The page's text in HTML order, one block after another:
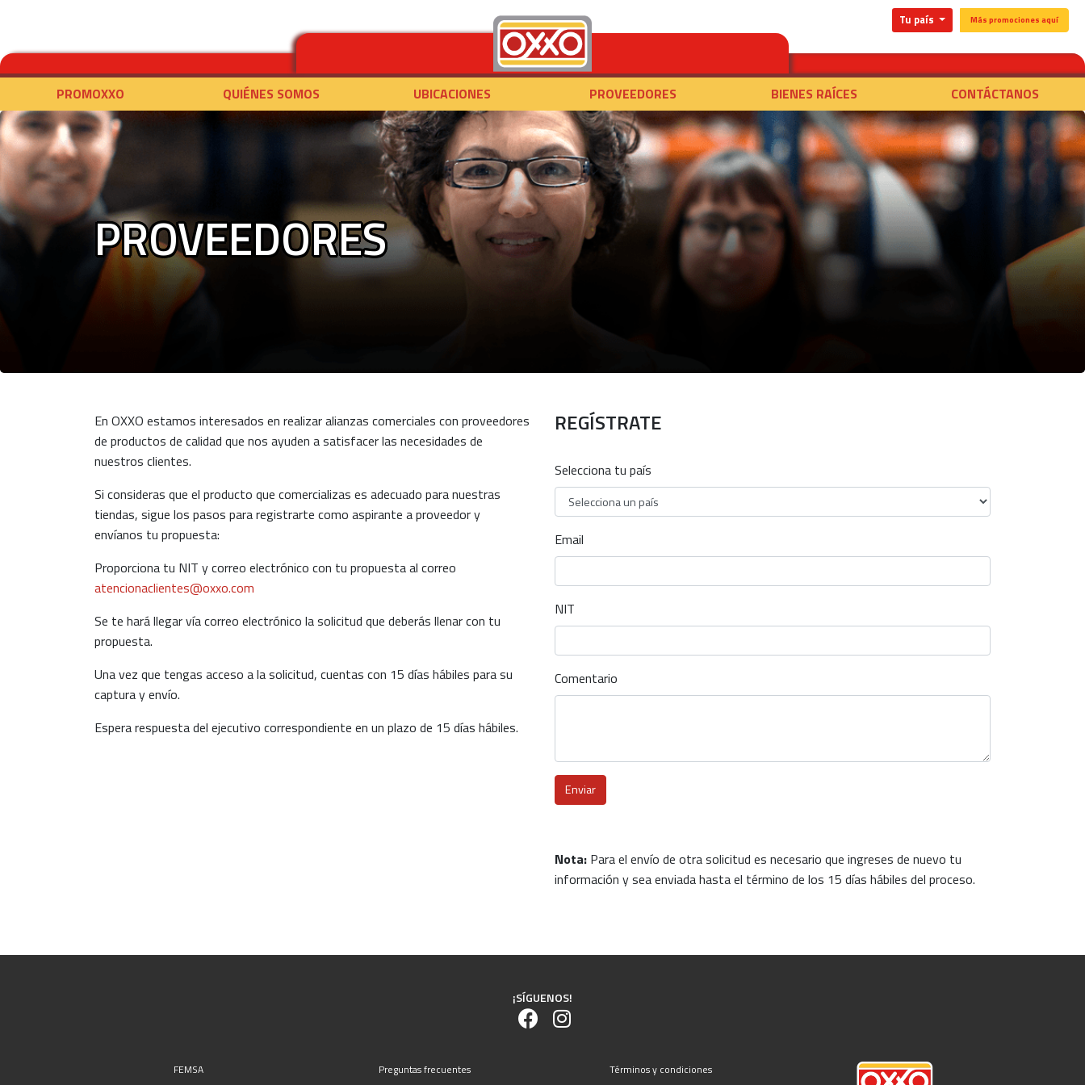
Tu país Más promociones aquí
PROMOXXO QUIÉNES SOMOS UBICACIONES PROVEEDORES BIENES RAÍCES CONTÁCTANOS
PROVEEDORES
En OXXO estamos interesados en realizar alianzas comerciales con proveedores
de productos de calidad que nos ayuden a satisfacer las necesidades de
nuestros clientes.
Si consideras que el producto que comercializas es adecuado para nuestras
tiendas, sigue los pasos para registrarte como aspirante a proveedor y
envíanos tu propuesta:
Proporciona tu NIT y correo electrónico con tu propuesta al correo
atencionaclientes@oxxo.com
Se te hará llegar vía correo electrónico la solicitud que deberás llenar con tu
propuesta.
Una vez que tengas acceso a la solicitud, cuentas con 15 días hábiles para su
captura y envío.
Espera respuesta del ejecutivo correspondiente en un plazo de 15 días hábiles.
REGÍSTRATE
Selecciona tu país
Email
NIT
Comentario
Enviar
Nota: Para el envío de otra solicitud es necesario que ingreses de nuevo tu
información y sea enviada hasta el término de los 15 días hábiles del proceso.
¡SÍGUENOS!
FEMSA Preguntas frecuentes Términos y condiciones